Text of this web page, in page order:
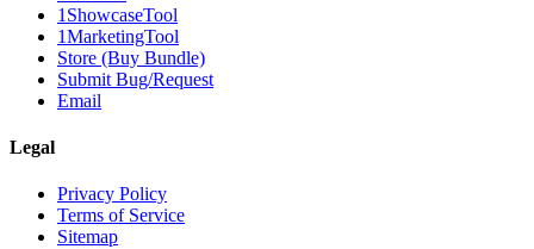
1ShowcaseTool
1MarketingTool
Store (Buy Bundle)
Submit Bug/Request
Email
Legal
Privacy Policy
Terms of Service
Sitemap